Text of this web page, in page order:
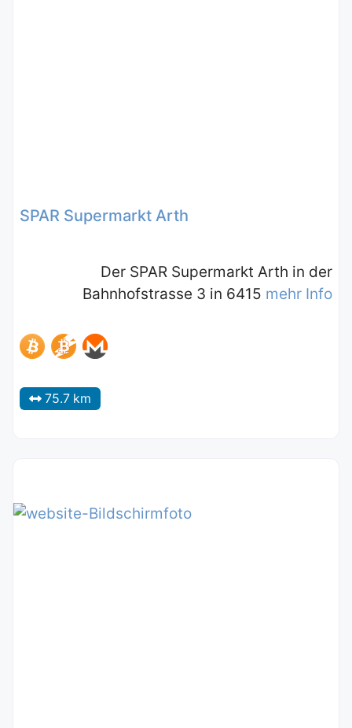
SPAR Supermarkt Arth
Der SPAR Supermarkt Arth in der
Bahnhofstrasse 3 in 6415 mehr Info
75.7 km